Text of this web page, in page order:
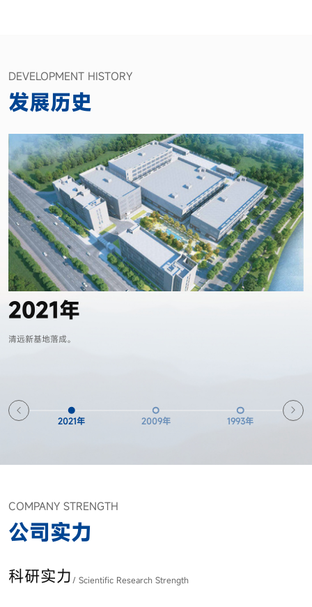
DEVELOPMENT HISTORY
发展历史
2021年
清远新基地落成。
2021年 2009年 1993年
COMPANY STRENGTH
公司实力
科研实力/ Scientific Research Strength